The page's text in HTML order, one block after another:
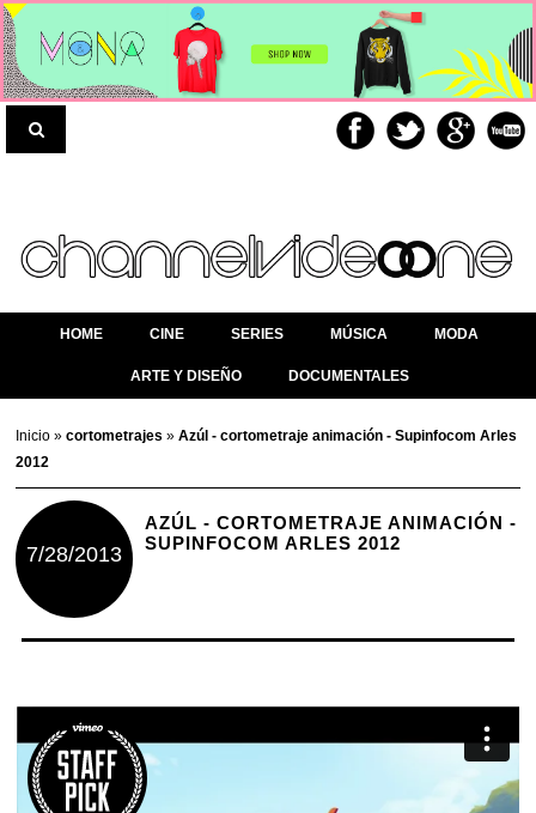
HOME CINE SERIES MÚSICA MODA
ARTE Y DISEÑO DOCUMENTALES
Inicio»cortometrajes»Azúl - cortometraje animación - Supinfocom Arles
2012
7/28/2013
AZÚL - CORTOMETRAJE ANIMACIÓN -
SUPINFOCOM ARLES 2012